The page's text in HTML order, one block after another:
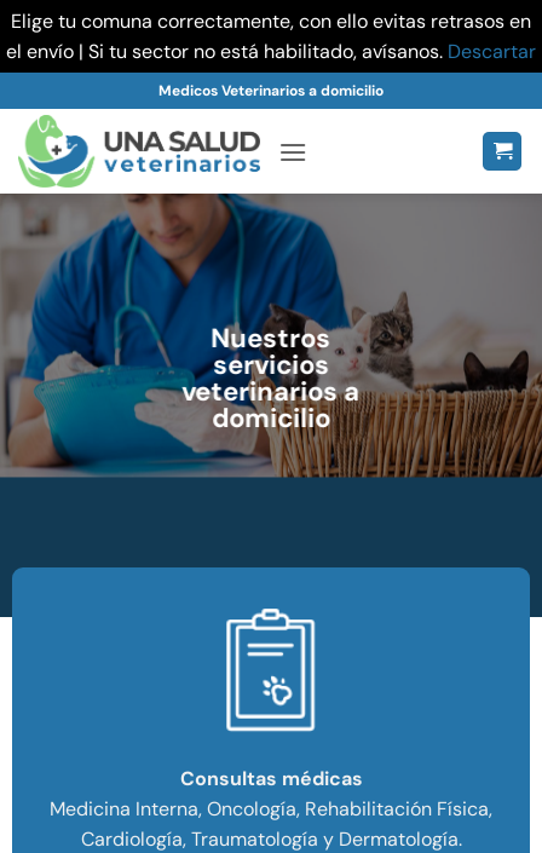
Elige tu comuna correctamente, con ello evitas retrasos en
el envío | Si tu sector no está habilitado, avísanos. Descartar
al
contenido
Medicos Veterinarios a domicilio
Nuestros
servicios
veterinarios a
domicilio
Consultas médicas
Medicina Interna, Oncología, Rehabilitación Física,
Cardiología, Traumatología y Dermatología.